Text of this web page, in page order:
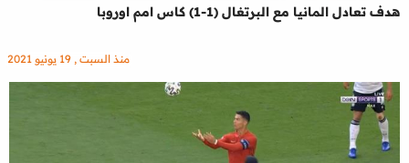
هدف تعادل المانيا مع البرتغال (1-1) كاس امم اوروبا
منذ السبت , 19 يونيو 2021